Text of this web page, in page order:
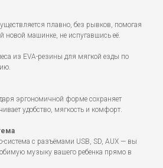
плавно, без рывков, помогая
новой машинке, не испугавшись её.
из EVA-резины для мягкой езды по
эргономичной форме сохраняет
удобство, мягкость и комфорт.
с разъёмами USB, SD, AUX — вы
музыку вашего ребенка прямо в